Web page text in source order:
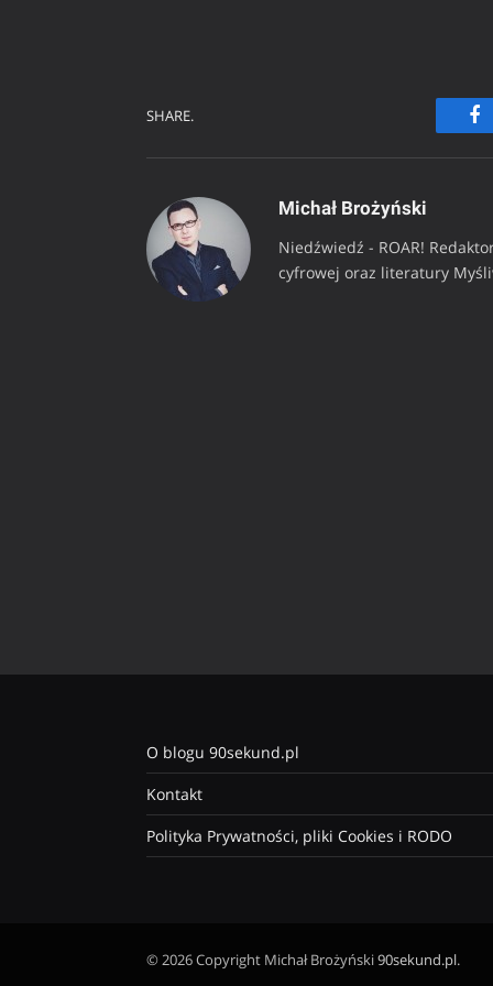
SHARE.
Michał Brożyński
Niedźwiedź - ROAR!
cyfrowej oraz literatury
O blogu 90sekund.pl
Kontakt
Polityka Prywatności, pliki Cookies i RODO
© 2026 Copyright Michał Brożyński90sekund.pl.